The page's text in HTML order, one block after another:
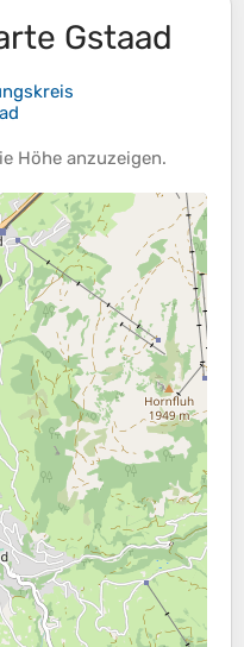
Gstaad
Höhe anzuzeigen.